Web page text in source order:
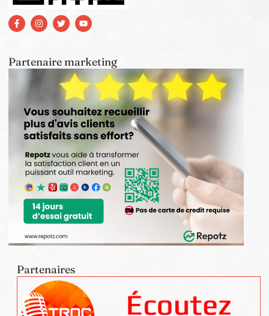
Partenaire marketing
Partenaires